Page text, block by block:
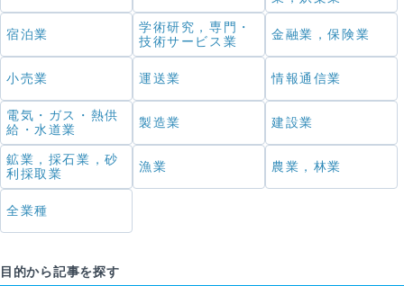
宿泊業
学術研究，専門・
技術サービス業
金融業，保険業
小売業 運送業 情報通信業
電気・ガス・熱供
給・水道業
製造業 建設業
鉱業，採石業，砂
利採取業
漁業 農業，林業
全業種
目的から記事を探す